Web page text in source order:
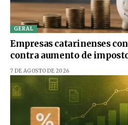
GERAL
Empresas catarinenses
contra aumento de
7 DE AGOSTO DE 2026